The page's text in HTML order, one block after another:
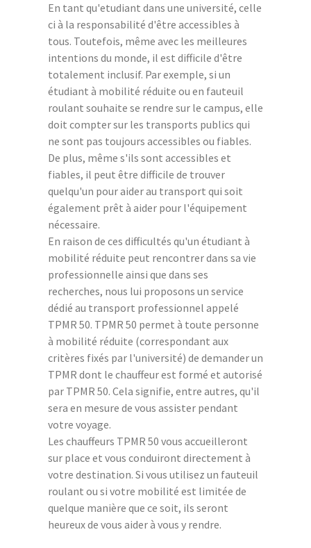
En tant qu'etudiant dans une université, celle
ci à la responsabilité d'être accessibles à
tous. Toutefois, même avec les meilleures
intentions du monde, il est difficile d'être
totalement inclusif. Par exemple, si un
étudiant à mobilité réduite ou en fauteuil
roulant souhaite se rendre sur le campus, elle
doit compter sur les transports publics qui
ne sont pas toujours accessibles ou fiables.
De plus, même s'ils sont accessibles et
fiables, il peut être difficile de trouver
quelqu'un pour aider au transport qui soit
également prêt à aider pour l'équipement
nécessaire.
En raison de ces difficultés qu'un étudiant à
mobilité réduite peut rencontrer dans sa vie
professionnelle ainsi que dans ses
recherches, nous lui proposons un service
dédié au transport professionnel appelé
TPMR 50. TPMR 50 permet à toute personne
à mobilité réduite (correspondant aux
critères fixés par l'université) de demander un
TPMR dont le chauffeur est formé et autorisé
par TPMR 50. Cela signifie, entre autres, qu'il
sera en mesure de vous assister pendant
votre voyage.
Les chauffeurs TPMR 50 vous accueilleront
sur place et vous conduiront directement à
votre destination. Si vous utilisez un fauteuil
roulant ou si votre mobilité est limitée de
quelque manière que ce soit, ils seront
heureux de vous aider à vous y rendre.